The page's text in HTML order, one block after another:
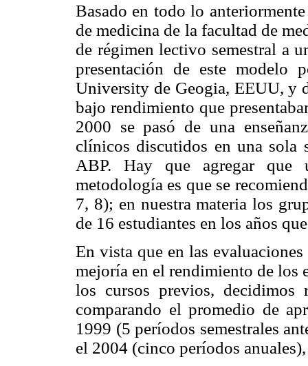
Basado en todo lo
de medicina de la facultad de
de régimen lectivo semestral a
presentación de este modelo
University de Geogia, EEUU, y
bajo rendimiento que
2000 se pasó de una
clínicos discutidos en una sola
ABP. Hay que agregar que
metodología es que se
7, 8); en nuestra materia los
de 16 estudiantes en los años
En vista que en las
mejoría en el rendimiento de los
los cursos previos, decidimos
comparando el promedio de
1999 (5 períodos semestrales
el 2004 (cinco períodos